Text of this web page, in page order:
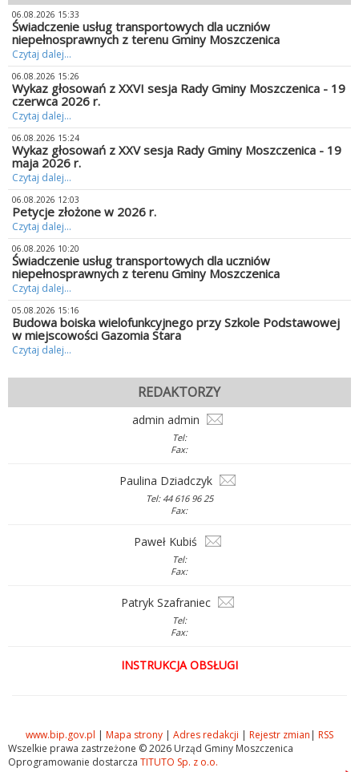
06.08.2026 15:33
Świadczenie usług transportowych dla uczniów
niepełnosprawnych z terenu Gminy Moszczenica
Czytaj dalej...
06.08.2026 15:26
Wykaz głosowań z XXVI sesja Rady Gminy Moszczenica - 19
czerwca 2026 r.
Czytaj dalej...
06.08.2026 15:24
Wykaz głosowań z XXV sesja Rady Gminy Moszczenica - 19
maja 2026 r.
Czytaj dalej...
06.08.2026 12:03
Petycje złożone w 2026 r.
Czytaj dalej...
06.08.2026 10:20
Świadczenie usług transportowych dla uczniów
niepełnosprawnych z terenu Gminy Moszczenica
Czytaj dalej...
05.08.2026 15:16
Budowa boiska wielofunkcyjnego przy Szkole Podstawowej
w miejscowości Gazomia Stara
Czytaj dalej...
REDAKTORZY
admin admin
Tel:
Fax:
Paulina Dziadczyk
Tel: 44 616 96 25
Fax:
Paweł Kubiś
Tel:
Fax:
Patryk Szafraniec
Tel:
Fax:
INSTRUKCJA OBSŁUGI
www.bip.gov.pl | Mapa strony | Adres redakcji | Rejestr zmian | RSS
Wszelkie prawa zastrzeżone © 2026 Urząd Gminy Moszczenica
Oprogramowanie dostarcza TITUTO Sp. z o.o.